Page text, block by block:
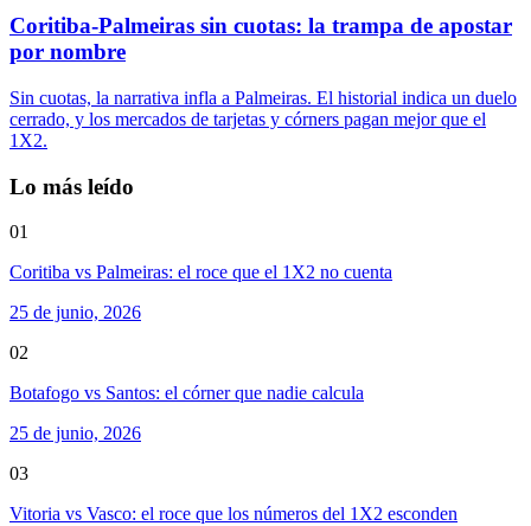
Coritiba-Palmeiras sin cuotas: la trampa de apostar
por nombre
Sin cuotas, la narrativa infla a Palmeiras. El historial indica un duelo
cerrado, y los mercados de tarjetas y córners pagan mejor que el
1X2.
Lo más leído
01
Coritiba vs Palmeiras: el roce que el 1X2 no cuenta
25 de junio, 2026
02
Botafogo vs Santos: el córner que nadie calcula
25 de junio, 2026
03
Vitoria vs Vasco: el roce que los números del 1X2 esconden